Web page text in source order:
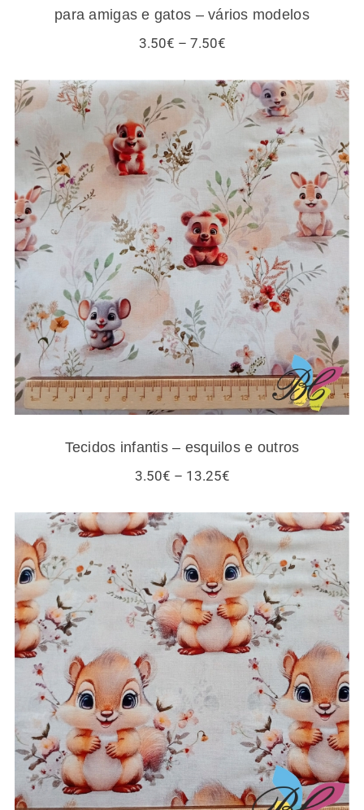
para amigas e gatos – vários modelos
3.50€ – 7.50€Price
through
7.50€
Tecidos infantis – esquilos e outros
Tecidos infantis – esquilos e outros
3.50€ – 13.25€Price
through
13.25€
Tecidos esquilos